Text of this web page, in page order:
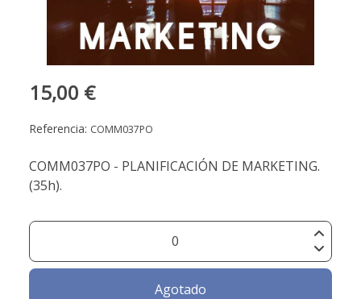
15,00 €
Referencia: COMM037PO
COMM037PO - PLANIFICACIÓN DE MARKETING.
(35h).
Agotado